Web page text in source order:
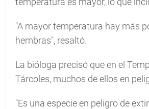
"A mayor temperatura hay más
hembras", resaltó.
La bióloga precisó que en el
Tárcoles, muchos de ellos en
"Es una especie en peligro de